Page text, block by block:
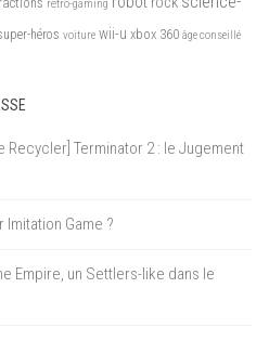
retro-gaming
héros voiture wii-u xbox 360 âge conseillé
Recycler] Terminator 2 : le Jugement
Imitation Game ?
Empire, un Settlers-like dans le